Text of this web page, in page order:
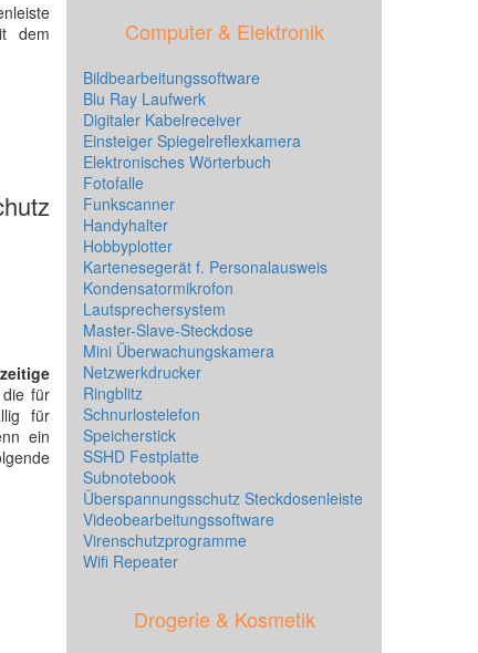
dem
für
für
ein
Computer & Elektronik
Bildbearbeitungssoftware
Blu Ray Laufwerk
Digitaler Kabelreceiver
Einsteiger Spiegelreflexkamera
Elektronisches Wörterbuch
Fotofalle
Funkscanner
Handyhalter
Hobbyplotter
Kartenesegerät f. Personalausweis
Kondensatormikrofon
Lautsprechersystem
Master-Slave-Steckdose
Mini Überwachungskamera
Netzwerkdrucker
Ringblitz
Schnurlostelefon
Speicherstick
SSHD Festplatte
Subnotebook
Überspannungsschutz Steckdosenleiste
Videobearbeitungssoftware
Virenschutzprogramme
Wifi Repeater
Drogerie & Kosmetik